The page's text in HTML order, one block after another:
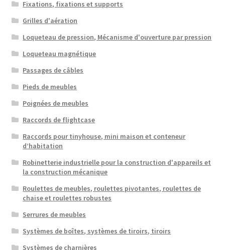
Fixations, fixations et supports
Grilles d'aération
Loqueteau de pression, Mécanisme d'ouverture par pression
Loqueteau magnétique
Passages de câbles
Pieds de meubles
Poignées de meubles
Raccords de flightcase
Raccords pour tinyhouse, mini maison et conteneur
d’habitation
Robinetterie industrielle pour la construction d'appareils et
la construction mécanique
Roulettes de meubles, roulettes pivotantes, roulettes de
chaise et roulettes robustes
Serrures de meubles
Systèmes de boîtes, systèmes de tiroirs, tiroirs
Systèmes de charnières